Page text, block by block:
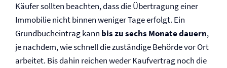
Käufer sollten beachten, dass die Übertragung einer
Immobilie nicht binnen weniger Tage erfolgt. Ein
Grundbucheintrag kann bis zu sechs Monate dauern,
je nachdem, wie schnell die zuständige Behörde vor Ort
arbeitet. Bis dahin reichen weder Kaufvertrag noch die